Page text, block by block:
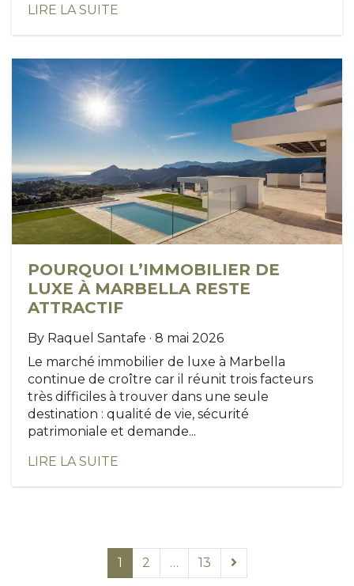
LIRE LA SUITE
POURQUOI L’IMMOBILIER DE
LUXE À MARBELLA RESTE
ATTRACTIF
By Raquel Santafe · 8 mai 2026
Le marché immobilier de luxe à Marbella
continue de croître car il réunit trois facteurs
très difficiles à trouver dans une seule
destination : qualité de vie, sécurité
patrimoniale et demande...
LIRE LA SUITE
1 2 … 13